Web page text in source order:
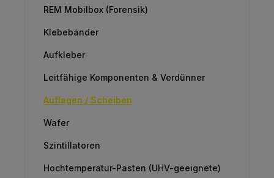
REM Mobilbox (Forensik)
Klebebänder
Aufkleber
Leitfähige Komponenten & Verdünner
Auflagen / Scheiben
Wafer
Szintillatoren
Hochtemperatur-Pasten (UHV-geeignete)